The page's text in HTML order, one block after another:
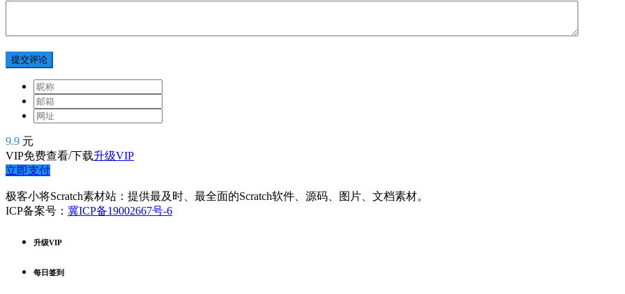
提交评论
9.9 元
VIP免费查看/下载升级VIP
立即支付
极客小将Scratch素材站：提供最及时、最全面的Scratch软件、源码、图片、文档素材。
ICP备案号： 冀ICP备19002667号-6
升级VIP
每日签到